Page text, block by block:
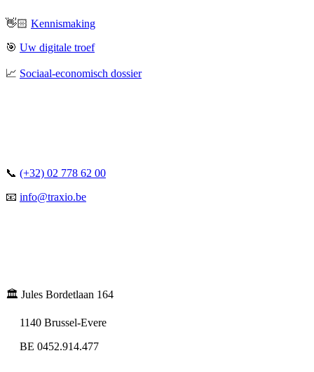
👋🏻 Kennismaking
🎯 Uw digitale troef
📈 Sociaal-economisch dossier
📞 (+32) 02 778 62 00
📧 info@traxio.be
🏛️ Jules Bordetlaan 164
1140 Brussel-Evere
BE 0452.914.477